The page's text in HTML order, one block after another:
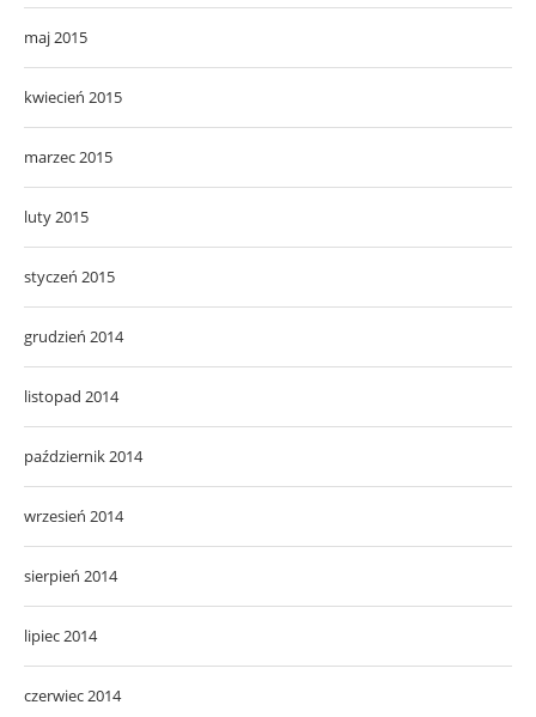
maj 2015
kwiecień 2015
marzec 2015
luty 2015
styczeń 2015
grudzień 2014
listopad 2014
październik 2014
wrzesień 2014
sierpień 2014
lipiec 2014
czerwiec 2014